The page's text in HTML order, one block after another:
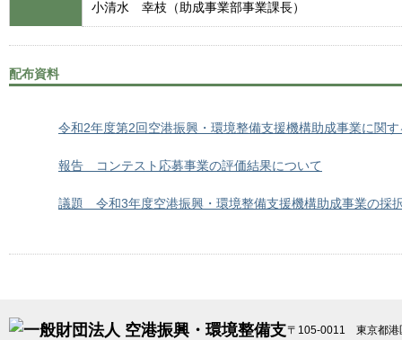
小清水 幸枝（助成事業部事業課長）
配布資料
令和2年度第2回空港振興・環境整備支援機構助成事業に関
報告 コンテスト応募事業の評価結果について
議題 令和3年度空港振興・環境整備支援機構助成事業の採
〒105-0011 東京都